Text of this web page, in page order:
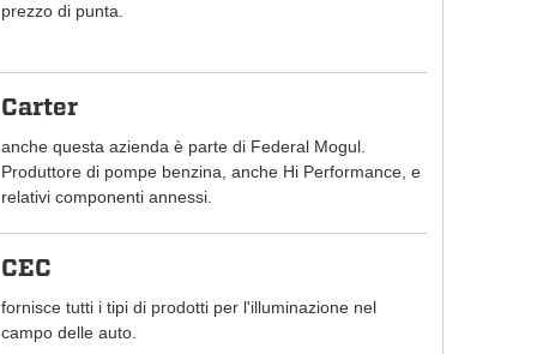
prezzo di punta.
Carter
anche questa azienda è parte di Federal Mogul.
Produttore di pompe benzina, anche Hi Performance, e
relativi componenti annessi.
CEC
fornisce tutti i tipi di prodotti per l'illuminazione nel
campo delle auto.